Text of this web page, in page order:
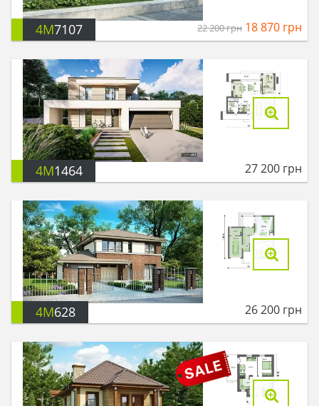
4M7107 22 200грн 18 870 грн
4M1464 27 200 грн
4M628 26 200 грн